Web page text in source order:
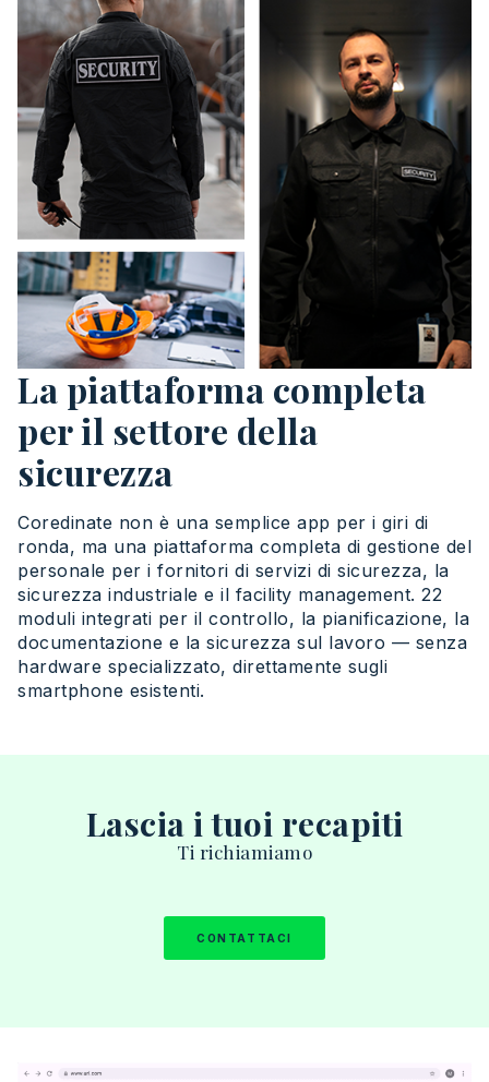
La piattaforma completa
per il settore della
sicurezza
Coredinate non è una semplice app per i giri di
ronda, ma una piattaforma completa di gestione del
personale per i fornitori di servizi di sicurezza, la
sicurezza industriale e il facility management. 22
moduli integrati per il controllo, la pianificazione, la
documentazione e la sicurezza sul lavoro — senza
hardware specializzato, direttamente sugli
smartphone esistenti.
Lascia i tuoi recapiti
Ti richiamiamo
CONTATTACI